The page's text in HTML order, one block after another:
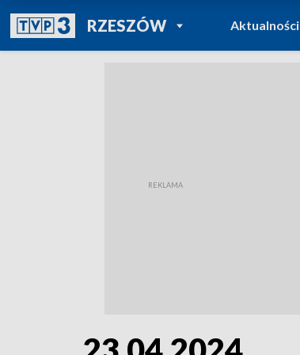
RZESZÓWPOWRÓT DO
TVP REGIONY
Aktualności